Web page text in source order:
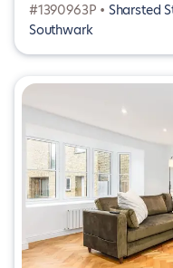
#1390963P • Sharsted
Southwark